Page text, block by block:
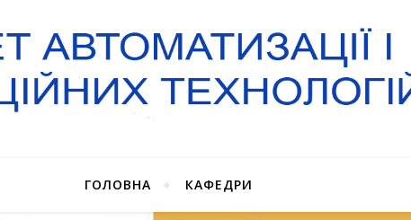
ГОЛОВНА КАФЕДРИ